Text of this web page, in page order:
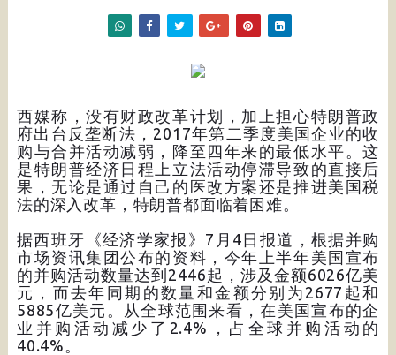
西媒称，没有财政改革计划，加上担心特朗普政
府出台反垄断法，2017年第二季度美国企业的收
购与合并活动减弱，降至四年来的最低水平。这
是特朗普经济日程上立法活动停滞导致的直接后
果，无论是通过自己的医改方案还是推进美国税
法的深入改革，特朗普都面临着困难。
据西班牙《经济学家报》7月4日报道，根据并购
市场资讯集团公布的资料，今年上半年美国宣布
的并购活动数量达到2446起，涉及金额6026亿美
元，而去年同期的数量和金额分别为2677起和
5885亿美元。从全球范围来看，在美国宣布的企
业并购活动减少了2.4%，占全球并购活动的
40.4%。